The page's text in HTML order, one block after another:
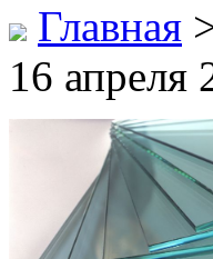
Главная
16 апреля